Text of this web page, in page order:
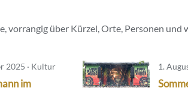
vorrangig über Kürzel, Orte, Personen und
2025 · Kultur
im
1.